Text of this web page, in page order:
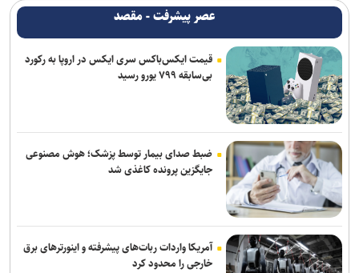
عصر پیشرفت - مقصد
قیمت ایکس‌باکس سری ایکس در اروپا به رکورد
بی‌سابقه ۷۹۹ یورو رسید
ضبط صدای بیمار توسط پزشک؛ هوش مصنوعی
جایگزین پرونده کاغذی شد
آمریکا واردات ربات‌های پیشرفته و اینورترهای برق
خارجی را محدود کرد